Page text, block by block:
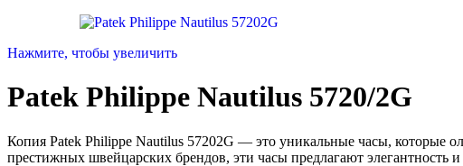
Нажмите, чтобы увеличить
Patek Philippe Nautilus 5720/2G
Копия Patek Philippe Nautilus 57202G — это уникальные часы, которые
престижных швейцарских брендов, эти часы предлагают элегантность